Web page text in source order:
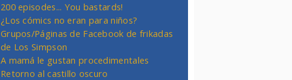
200 episodes... You bastards!
¿Los cómics no eran para niños?
Grupos/Páginas de Facebook de frikadas
de Los Simpson
A mamá le gustan procedimentales
Retorno al castillo oscuro